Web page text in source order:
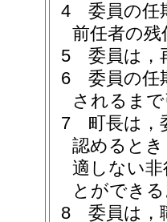
4
委員の任
前任者の
5
委員は，
6
委員の任
されるま
7
町長は，
認めると
適しない
とができ
8
委員は，